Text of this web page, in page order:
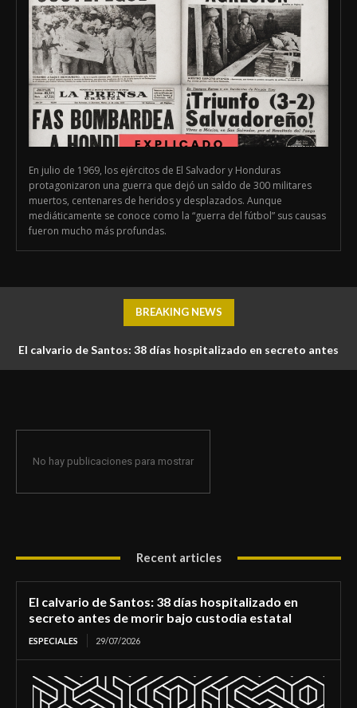
En julio de 1969, los ejércitos de El Salvador y Honduras
protagonizaron una guerra que dejó un saldo de 300 militares
muertos, centenares de heridos y desplazados. Aunque
mediáticamente se conoce como la “guerra del fútbol” sus causas
fueron mucho más profundas.
BREAKING NEWS
El calvario de Santos: 38 días hospitalizado en secreto antes
No hay publicaciones para mostrar
Recent articles
El calvario de Santos: 38 días hospitalizado en
secreto antes de morir bajo custodia estatal
ESPECIALES 29/07/2026